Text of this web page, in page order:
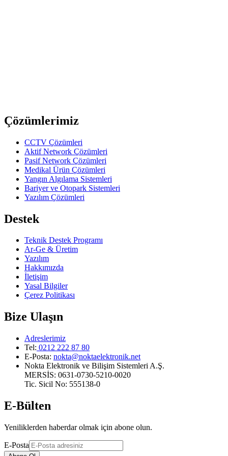
Çözümlerimiz
CCTV Çözümleri
Aktif Network Çözümleri
Pasif Network Çözümleri
Medikal Ürün Çözümleri
Yangın Algılama Sistemleri
Bariyer ve Otopark Sistemleri
Yazılım Çözümleri
Destek
Teknik Destek Programı
Ar-Ge & Üretim
Yazılım
Hakkımızda
İletişim
Yasal Bilgiler
Çerez Politikası
Bize Ulaşın
Adreslerimiz
Tel: 0212 222 87 80
E-Posta: nokta@noktaelektronik.net
Nokta Elektronik ve Bilişim Sistemleri A.Ş.
MERSİS: 0631-0730-5210-0020
Tic. Sicil No: 555138-0
E-Bülten
Yeniliklerden haberdar olmak için abone olun.
E-Posta